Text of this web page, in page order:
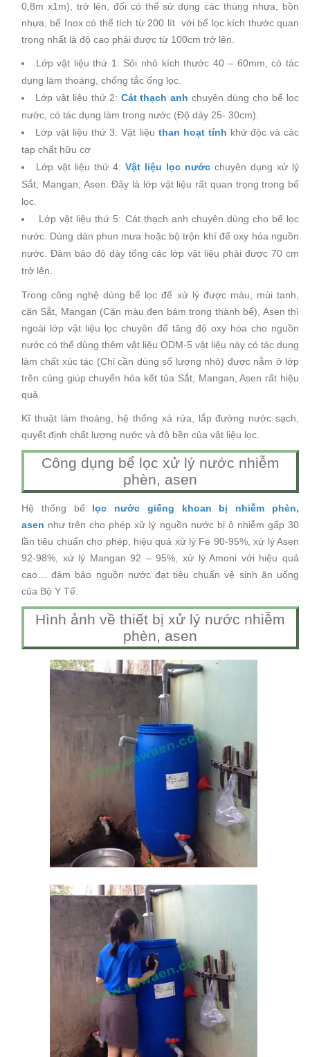
0,8m x1m), trở lên, đối có thể sử dụng các thùng nhựa, bồn
nhựa, bể Inox có thể tích từ 200 lít với bể lọc kích thước quan
trọng nhất là độ cao phải được từ 100cm trở lên.
Lớp vật liệu thứ 1: Sỏi nhỏ kích thước 40 – 60mm, có tác
dụng làm thoáng, chống tắc ống lọc.
Lớp vật liệu thứ 2: Cát thạch anh chuyên dùng cho bể lọc
nước, có tác dụng làm trong nước (Độ dày 25- 30cm).
Lớp vật liệu thứ 3: Vật liệu than hoạt tính khử độc và các
tạp chất hữu cơ
Lớp vật liệu thứ 4: Vật liệu lọc nước chuyên dụng xử lý
Sắt, Mangan, Asen. Đây là lớp vật liệu rất quan trọng trong bể
lọc.
Lớp vật liệu thứ 5: Cát thạch anh chuyên dùng cho bể lọc
nước. Dùng dàn phun mưa hoặc bộ trộn khí để oxy hóa nguồn
nước. Đảm bảo độ dày tổng các lớp vật liệu phải được 70 cm
trở lên.
Trong công nghệ dùng bể lọc để xử lý được màu, mùi tanh,
cặn Sắt, Mangan (Cặn màu đen bám trong thành bể), Asen thì
ngoài lớp vật liệu lọc chuyên để tăng độ oxy hóa cho nguồn
nước có thể dùng thêm vật liệu ODM-5 vật liệu này có tác dụng
làm chất xúc tác (Chỉ cần dùng số lượng nhỏ) được nằm ở lớp
trên cùng giúp chuyển hóa kết tủa Sắt, Mangan, Asen rất hiệu
quả.
Kĩ thuật làm thoáng, hệ thống xả rửa, lắp đường nước sạch,
quyết định chất lượng nước và độ bền của vật liệu lọc.
Công dụng bể lọc xử lý nước nhiễm
phèn, asen
Hệ thống bể lọc nước giếng khoan bị nhiễm phèn,
asen như trên cho phép xử lý nguồn nước bị ô nhiễm gấp 30
lần tiêu chuẩn cho phép, hiệu quả xử lý Fe 90-95%, xử lý Asen
92-98%, xử lý Mangan 92 – 95%, xử lý Amoni với hiệu quả
cao… đảm bảo nguồn nước đạt tiêu chuẩn vệ sinh ăn uống
của Bộ Y Tế.
Hình ảnh về thiết bị xử lý nước nhiễm
phèn, asen